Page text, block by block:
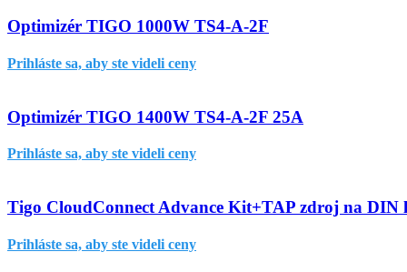
Optimizér TIGO 1000W TS4-A-2F
Prihláste sa, aby ste videli ceny
Optimizér TIGO 1400W TS4-A-2F 25A
Prihláste sa, aby ste videli ceny
Tigo CloudConnect Advance Kit+TAP zdroj na DIN
Prihláste sa, aby ste videli ceny